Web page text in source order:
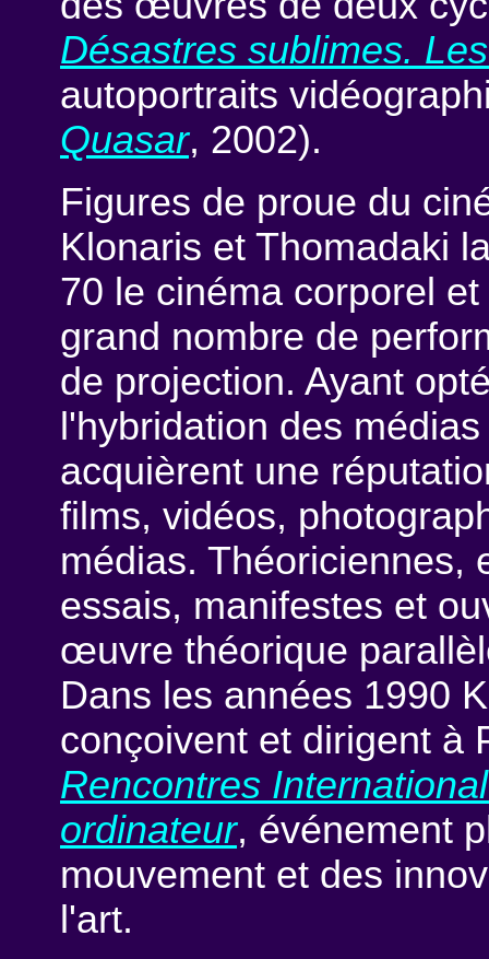
Désastres sublimes.
autoportraits
Quasar, 2002).
Figures de proue du
Klonaris et Thomadaki
70 le cinéma corporel
grand nombre de
de projection. Ayant
l'hybridation des
acquièrent une
films, vidéos,
médias. Théoriciennes,
essais, manifestes et
œuvre théorique
Dans les années 1990
conçoivent et dirigent à
Rencontres
ordinateur, événement
mouvement et des
l'art.